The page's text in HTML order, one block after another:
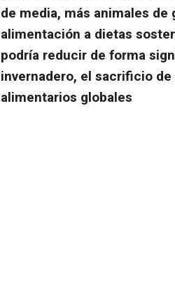
de media, más animales
alimentación a dietas
podría reducir de forma
invernadero, el sacrificio
alimentarios globales